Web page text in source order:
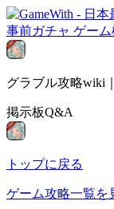
事前ガチャ ゲーム
グラブル攻略wiki
掲示板Q&A
トップに戻る
ゲーム攻略一覧を